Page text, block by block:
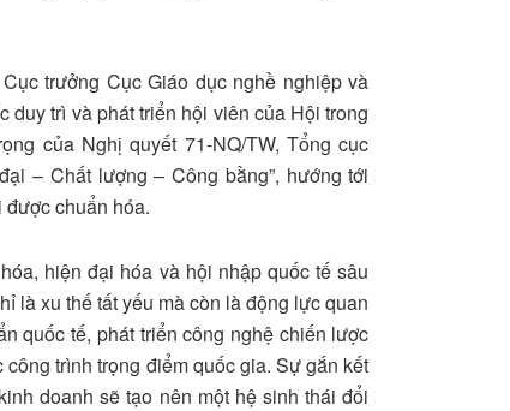
trưởng Cục Giáo dục nghề nghiệp và
trì và phát triển hội viên của Hội trong
của Nghị quyết 71-NQ/TW, Tổng cục
– Chất lượng – Công bằng”, hướng tới
được chuẩn hóa.
hiện đại hóa và hội nhập quốc tế sâu
là xu thế tất yếu mà còn là động lực quan
quốc tế, phát triển công nghệ chiến lược
trình trọng điểm quốc gia. Sự gắn kết
doanh sẽ tạo nên một hệ sinh thái đổi